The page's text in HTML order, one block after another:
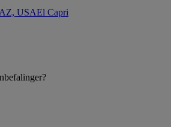
USAEl Capri